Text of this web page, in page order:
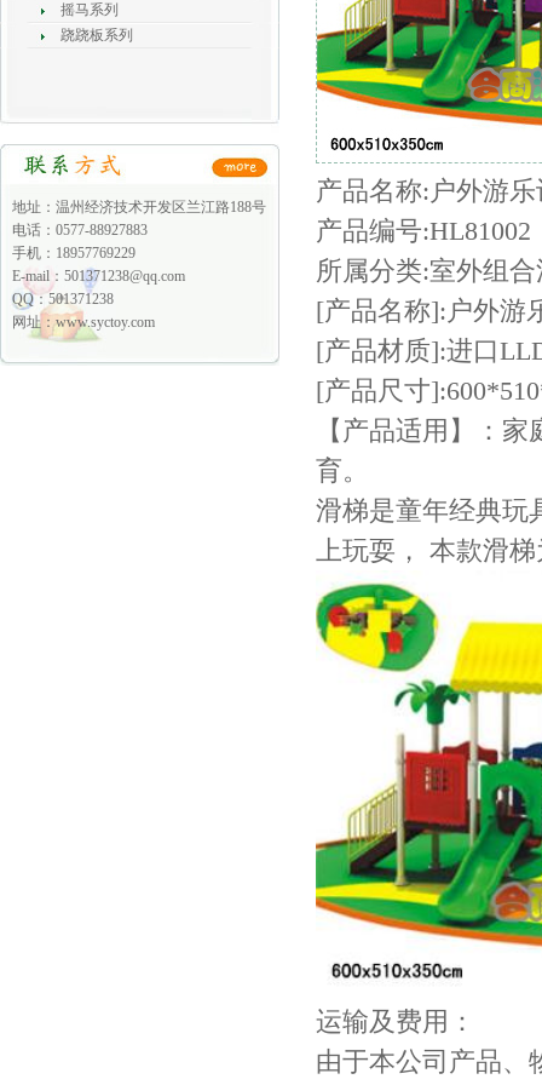
摇马系列
跷跷板系列
地址：温州经济技术开发区兰江路188号
电话：0577-88927883
手机：18957769229
E-mail： 501371238@qq.com
QQ：501371238
网址：www.syctoy.com
产品名称:户外游
产品编号:HL81002
所属分类:室外组
[产品名称]:户外游
[产品材质]:进口
[产品尺寸
【产品适用】：
育。
滑梯是童年经典玩
上玩耍， 本款滑
运输及费用：
由于本公司产品、